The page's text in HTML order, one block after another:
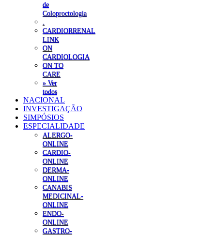
de
Coloproctologia
CARDIORRENAL
LINK
ON
CARDIOLOGIA
ON TO
CARE
» Ver
todos
NACIONAL
INVESTIGAÇÃO
SIMPÓSIOS
ESPECIALIDADE
ALERGO-
ONLINE
CARDIO-
ONLINE
DERMA-
ONLINE
CANABIS
MEDICINAL-
ONLINE
ENDO-
ONLINE
GASTRO-